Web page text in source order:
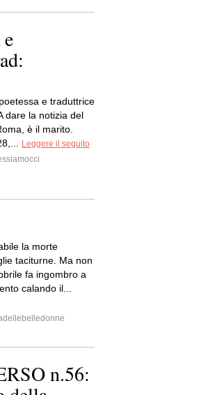
e traduttrice
dare la notizia del
è il marito.
Leggere il seguito
la morte
taciturne. Ma non
fa ingombro a
calando il...
n.56: